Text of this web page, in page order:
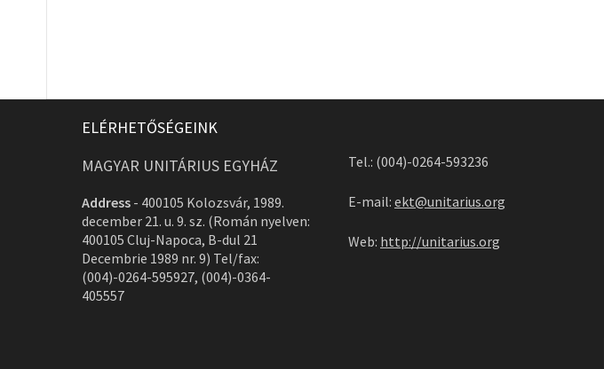
ELÉRHETŐSÉGEINK
MAGYAR UNITÁRIUS EGYHÁZ
Address - 400105 Kolozsvár, 1989.
december 21. u. 9. sz. (Román nyelven:
400105 Cluj-Napoca, B-dul 21
Decembrie 1989 nr. 9) Tel/fax:
(004)-0264-595927, (004)-0364-
405557
Tel.: (004)-0264-593236
E-mail: ekt@unitarius.org
Web: http://unitarius.org